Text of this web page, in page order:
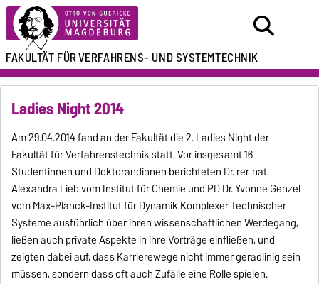
FAKULTÄT FÜRVERFAHRENS- UND SYSTEMTECHNIK
Ladies Night 2014
Am 29.04.2014 fand an der Fakultät die 2. Ladies Night der
Fakultät für Verfahrenstechnik statt. Vor insgesamt 16
Studentinnen und Doktorandinnen berichteten Dr. rer. nat.
Alexandra Lieb vom Institut für Chemie und PD Dr. Yvonne Genzel
vom Max-Planck-Institut für Dynamik Komplexer Technischer
Systeme ausführlich über ihren wissenschaftlichen Werdegang,
ließen auch private Aspekte in ihre Vorträge einfließen, und
zeigten dabei auf, dass Karrierewege nicht immer geradlinig sein
müssen, sondern dass oft auch Zufälle eine Rolle spielen.